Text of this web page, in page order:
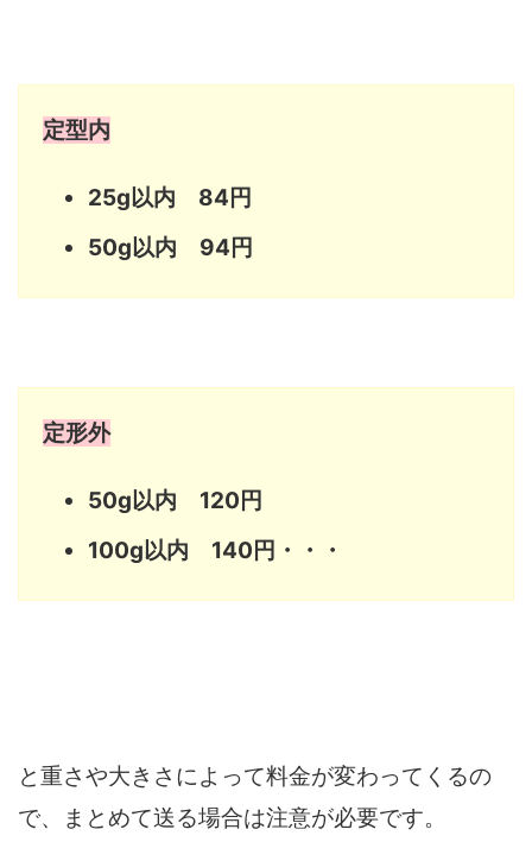
定型内
25g以内 84円
50g以内 94円
定形外
50g以内 120円
100g以内 140円・・・
と重さや大きさによって料金が変わってくるの
で、まとめて送る場合は注意が必要です。